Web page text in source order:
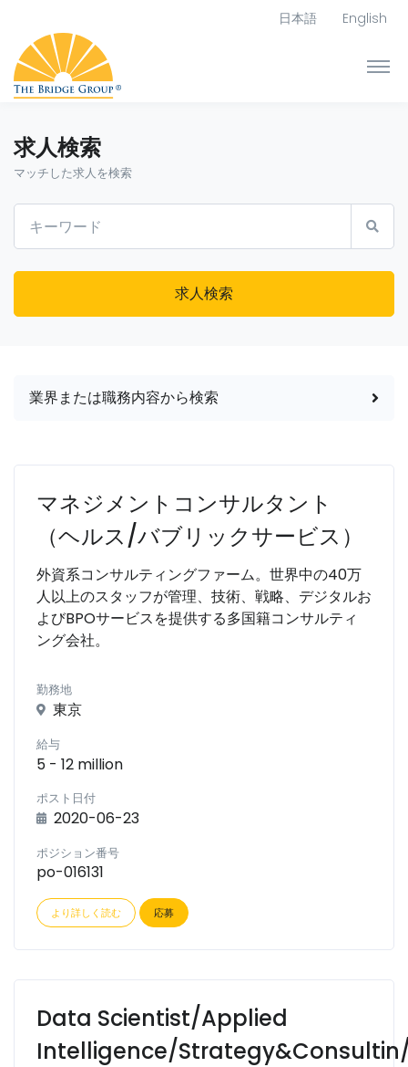
日本語 English
求人検索
マッチした求人を検索
求人検索
業界または職務内容から検索
マネジメントコンサルタント
（ヘルス/バブリックサービス）
外資系コンサルティングファーム。世界中の40万
人以上のスタッフが管理、技術、戦略、デジタルお
よびBPOサービスを提供する多国籍コンサルティ
ング会社。
勤務地
東京
給与
5 - 12 million
ポスト日付
2020-06-23
ポジション番号
po-016131
より詳しく読む 応募
Data Scientist/Applied
Intelligence/